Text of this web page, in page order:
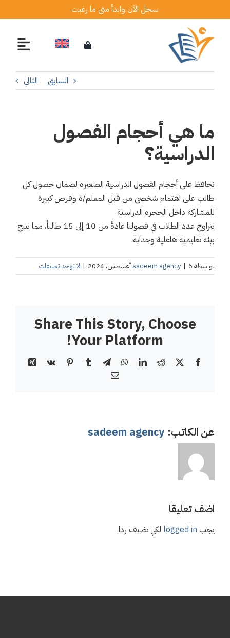
to
content
سجل الآن وابدأ متى ما رغبت
السابق التالي
ما هي أحجام الفصول
الدراسية؟
نحافظ على أحجام الفصول الدراسية الصغيرة لضمان حصول كل
طالب على اهتمام شخصي من قبل المعلم/ة وفرص كبيرة
للمشاركة داخل الحجرة الدراسية
يتراوح عدد الطلاب في فصولنا عادةً من 10 إلى 15 طالباً، مما يتيح
بيئة تعليمية تفاعلية وجذابة.
بواسطة sadeem agency | 6 أغسطس، 2024 | لا توجد تعليقات
Share This Story, Choose
Your Platform!
Facebook
X
Reddit
LinkedIn
WhatsApp
Telegram
Tumblr
Pinterest
Vk
Xing
Email
عن الكاتب: sadeem agency
اضف تعليقا
يجب logged in لكي تضيف ردا.